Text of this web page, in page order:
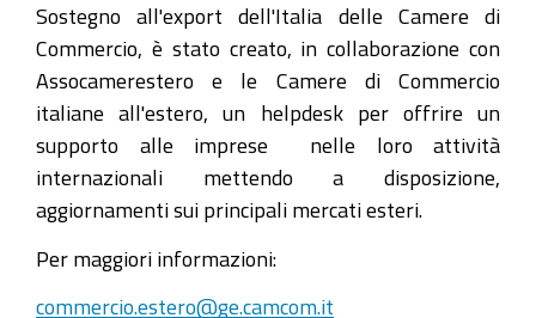
Sostegno all'export dell'Italia delle Camere di
Commercio, è stato creato, in collaborazione con
Assocamerestero e le Camere di Commercio
italiane all'estero, un helpdesk per offrire un
supporto alle imprese nelle loro attività
internazionali mettendo a disposizione,
aggiornamenti sui principali mercati esteri.
Per maggiori informazioni:
commercio.estero@ge.camcom.it